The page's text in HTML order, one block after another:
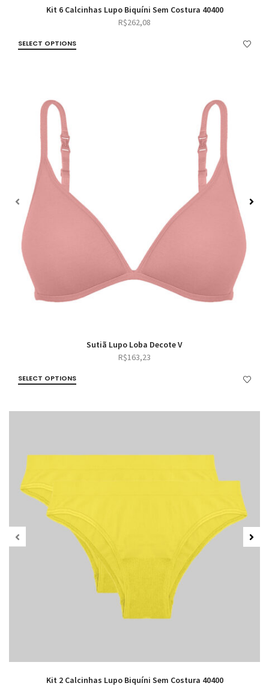
Kit 6 Calcinhas Lupo Biquíni Sem Costura 40400
R$262,08
SELECT OPTIONS
Sutiã Lupo Loba Decote V
R$163,23
SELECT OPTIONS
Kit 2 Calcinhas Lupo Biquíni Sem Costura 40400